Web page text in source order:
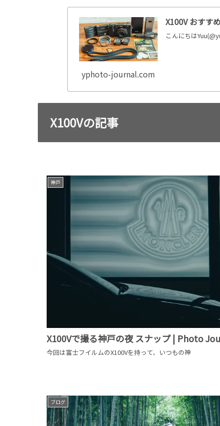
X100V おすす
こんにちは
yphoto-journal.com
X100Vの記事
神戸
X100Vで撮る神戸の夜 ス
今回は富士フイルムのX100Vを持って、いつもの神
ブログ